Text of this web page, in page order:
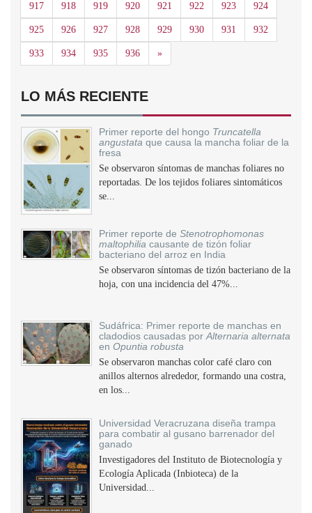
917 918 919 920 921 922 923 924
925 926 927 928 929 930 931 932
933 934 935 936 »Siguiente
LO MÁS RECIENTE
Primer reporte del hongo Truncatella
angustata que causa la mancha foliar de la
fresa
Se observaron síntomas de manchas foliares no
reportadas. De los tejidos foliares sintomáticos
se...
Primer reporte de Stenotrophomonas
maltophilia causante de tizón foliar
bacteriano del arroz en India
Se observaron síntomas de tizón bacteriano de la
hoja, con una incidencia del 47%...
Sudáfrica: Primer reporte de manchas en
cladodios causadas por Alternaria alternata
en Opuntia robusta
Se observaron manchas color café claro con
anillos alternos alrededor, formando una costra,
en los...
Universidad Veracruzana diseña trampa
para combatir al gusano barrenador del
ganado
Investigadores del Instituto de Biotecnología y
Ecología Aplicada (Inbioteca) de la
Universidad...